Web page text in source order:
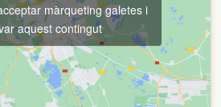
màrqueting galetes i
aquest contingut